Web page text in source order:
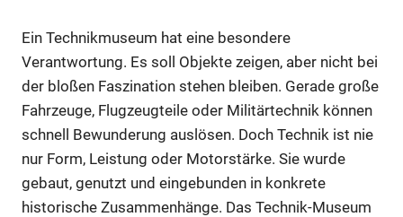
Ein Technikmuseum hat eine besondere
Verantwortung. Es soll Objekte zeigen, aber nicht bei
der bloßen Faszination stehen bleiben. Gerade große
Fahrzeuge, Flugzeugteile oder Militärtechnik können
schnell Bewunderung auslösen. Doch Technik ist nie
nur Form, Leistung oder Motorstärke. Sie wurde
gebaut, genutzt und eingebunden in konkrete
historische Zusammenhänge. Das Technik-Museum